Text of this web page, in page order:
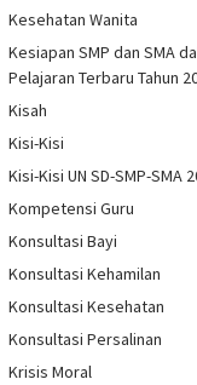
Kesehatan Wanita
Kesiapan SMP dan SMA
Pelajaran Terbaru Tahun
Kisah
Kisi-Kisi
Kisi-Kisi UN SD-SMP-SMA
Kompetensi Guru
Konsultasi Bayi
Konsultasi Kehamilan
Konsultasi Kesehatan
Konsultasi Persalinan
Krisis Moral